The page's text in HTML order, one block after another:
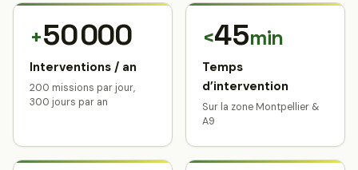
+50 000
Interventions / an
200 missions par jour,
300 jours par an
<45min
Temps
d’intervention
Sur la zone Montpellier &
A9